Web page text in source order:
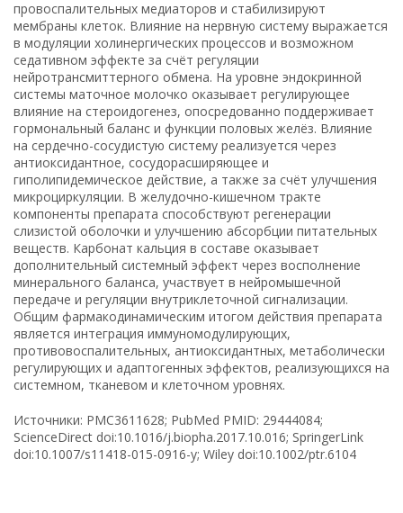
провоспалительных медиаторов и стабилизируют
мембраны клеток. Влияние на нервную систему выражается
в модуляции холинергических процессов и возможном
седативном эффекте за счёт регуляции
нейротрансмиттерного обмена. На уровне эндокринной
системы маточное молочко оказывает регулирующее
влияние на стероидогенез, опосредованно поддерживает
гормональный баланс и функции половых желёз. Влияние
на сердечно-сосудистую систему реализуется через
антиоксидантное, сосудорасширяющее и
гиполипидемическое действие, а также за счёт улучшения
микроциркуляции. В желудочно-кишечном тракте
компоненты препарата способствуют регенерации
слизистой оболочки и улучшению абсорбции питательных
веществ. Карбонат кальция в составе оказывает
дополнительный системный эффект через восполнение
минерального баланса, участвует в нейромышечной
передаче и регуляции внутриклеточной сигнализации.
Общим фармакодинамическим итогом действия препарата
является интеграция иммуномодулирующих,
противовоспалительных, антиоксидантных, метаболически
регулирующих и адаптогенных эффектов, реализующихся на
системном, тканевом и клеточном уровнях.
Источники: PMC3611628; PubMed PMID: 29444084;
ScienceDirect doi:10.1016/j.biopha.2017.10.016; SpringerLink
doi:10.1007/s11418-015-0916-y; Wiley doi:10.1002/ptr.6104